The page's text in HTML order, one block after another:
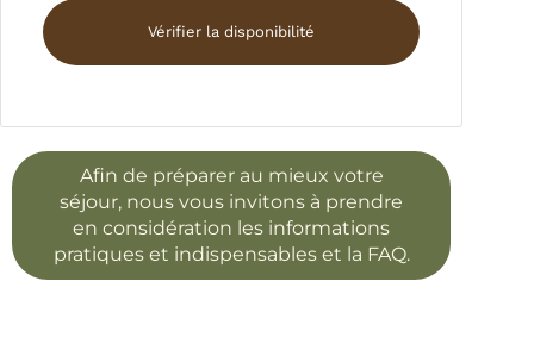
Afin de préparer au mieux votre
séjour, nous vous invitons à prendre
en considération les informations
pratiques et indispensableset la FAQ.